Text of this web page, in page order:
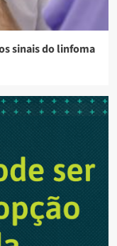
sinais do linfoma